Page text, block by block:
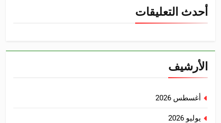
أحدث التعليقات
الأرشيف
أغسطس 2026
يوليو 2026